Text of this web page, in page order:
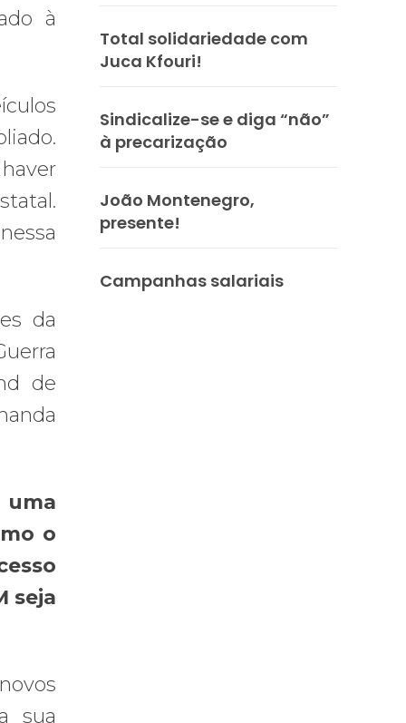
à
da
de
o
seja
sua
Total solidariedade com
Juca Kfouri!
Sindicalize-se e diga “não”
à precarização
João Montenegro,
presente!
Campanhas salariais